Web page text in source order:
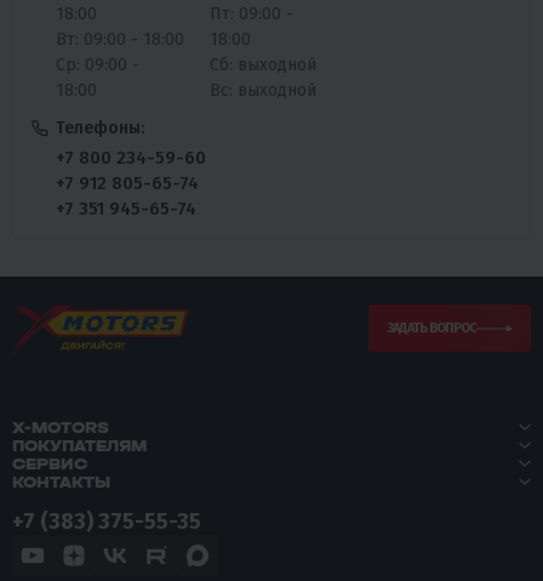
18:00
Вт: 09:00 - 18:00
Ср: 09:00 -
18:00
Пт: 09:00 -
18:00
Сб: выходной
Вс: выходной
Телефоны:
+7 800 234-59-60
+7 912 805-65-74
+7 351 945-65-74
ЗАДАТЬ ВОПРОС
X-MOTORS
ПОКУПАТЕЛЯМ
СЕРВИС
КОНТАКТЫ
+7 (383) 375-55-35